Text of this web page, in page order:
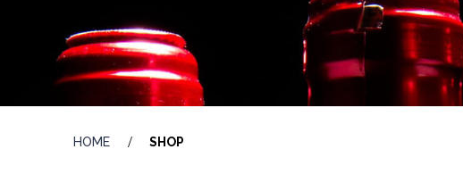
HOME SHOP